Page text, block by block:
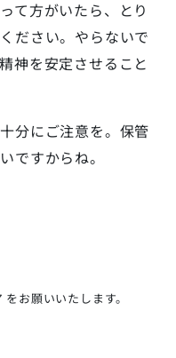
て方がいたら、とり
ださい。やらないで
神を安定させること
分にご注意を。保管
ですからね。
お願いいたします。